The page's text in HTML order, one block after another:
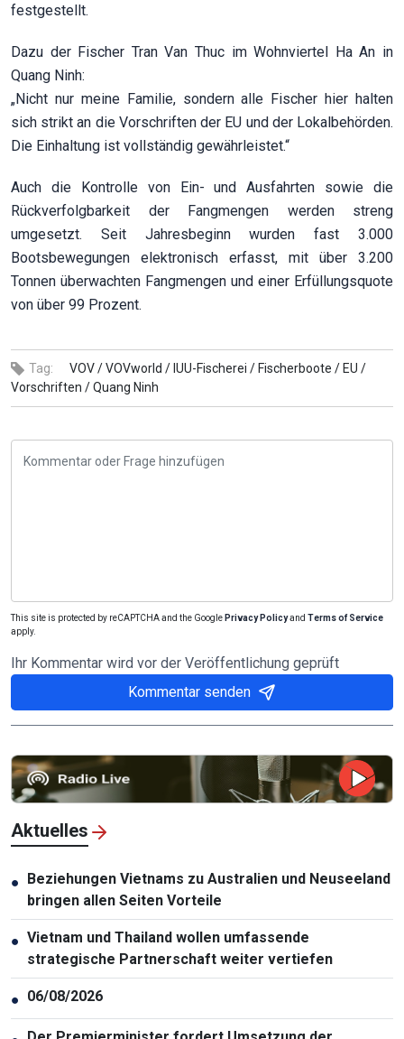
festgestellt.
Dazu der Fischer Tran Van Thuc im Wohnviertel Ha An in
Quang Ninh:
„Nicht nur meine Familie, sondern alle Fischer hier halten
sich strikt an die Vorschriften der EU und der Lokalbehörden.
Die Einhaltung ist vollständig gewährleistet.“
Auch die Kontrolle von Ein- und Ausfahrten sowie die
Rückverfolgbarkeit der Fangmengen werden streng
umgesetzt. Seit Jahresbeginn wurden fast 3.000
Bootsbewegungen elektronisch erfasst, mit über 3.200
Tonnen überwachten Fangmengen und einer Erfüllungsquote
von über 99 Prozent.
Tag: VOV /VOVworld / IUU-Fischerei / Fischerboote / EU /
Vorschriften /Quang Ninh
This site is protected by reCAPTCHA and the Google Privacy Policyand Terms of Service
apply.
Ihr Kommentar wird vor der Veröffentlichung geprüft
Kommentar senden
Aktuelles
● Beziehungen Vietnams zu Australien und Neuseeland
bringen allen Seiten Vorteile
● Vietnam und Thailand wollen umfassende
strategische Partnerschaft weiter vertiefen
● 06/08/2026